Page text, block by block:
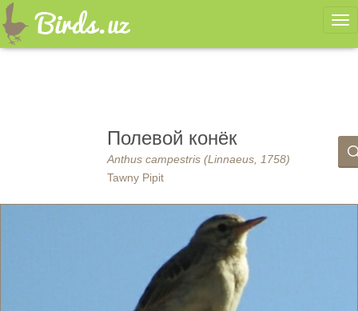
Полевой конёк
Anthus campestris (Linnaeus, 1758)
Tawny Pipit